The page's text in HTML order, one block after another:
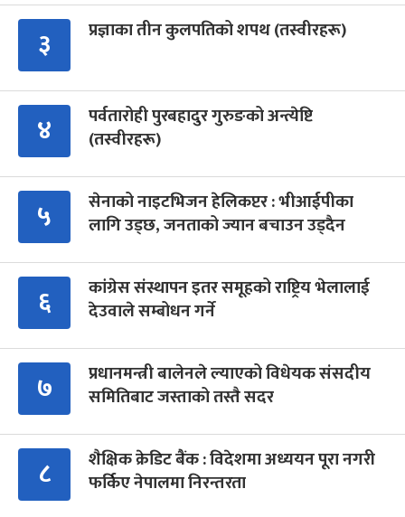
३ प्रज्ञाका तीन कुलपतिको शपथ (तस्वीरहरू)
४
पर्वतारोही पुरबहादुर गुरुङको अन्त्येष्टि
(तस्वीरहरू)
५
सेनाको नाइटभिजन हेलिकप्टर : भीआईपीका
लागि उड्छ, जनताको ज्यान बचाउन उड्दैन
६
कांग्रेस संस्थापन इतर समूहको राष्ट्रिय भेलालाई
देउवाले सम्बोधन गर्ने
७
प्रधानमन्त्री बालेनले ल्याएको विधेयक संसदीय
समितिबाट जस्ताको तस्तै सदर
८
शैक्षिक क्रेडिट बैंक : विदेशमा अध्ययन पूरा नगरी
फर्किए नेपालमा निरन्तरता